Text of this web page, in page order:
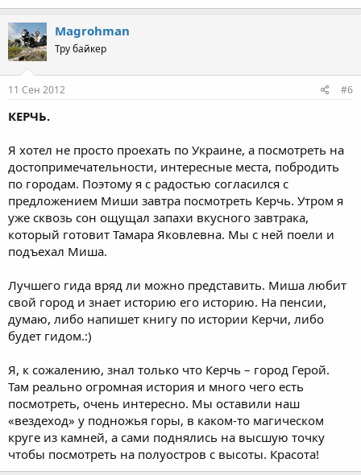
Magrohman
Тру байкер
11 Сен 2012 #6
КЕРЧЬ.
Я хотел не просто проехать по Украине, а посмотреть на
достопримечательности, интересные места, побродить
по городам. Поэтому я с радостью согласился с
предложением Миши завтра посмотреть Керчь. Утром я
уже сквозь сон ощущал запахи вкусного завтрака,
который готовит Тамара Яковлевна. Мы с ней поели и
подъехал Миша.
Лучшего гида вряд ли можно представить. Миша любит
свой город и знает историю его историю. На пенсии,
думаю, либо напишет книгу по истории Керчи, либо
будет гидом.:)
Я, к сожалению, знал только что Керчь – город Герой.
Там реально огромная история и много чего есть
посмотреть, очень интересно. Мы оставили наш
«вездеход» у подножья горы, в каком-то магическом
круге из камней, а сами поднялись на высшую точку
чтобы посмотреть на полуостров с высоты. Красота!